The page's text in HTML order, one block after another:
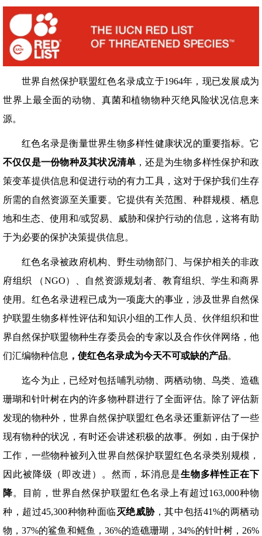
世界自然保护联盟红色名录成立于1964年，现已发展成为
世界上最全面的动物、真菌和植物物种灭绝风险状况信息来
源。
红色名录是衡量世界生物多样性健康状况的重要指标。它
不仅仅是一份物种及其状况清单 ，还是为生物多样性保护和政
策变革提供信息和促进行动的有力工具，这对于保护我们生存
所需的自然资源至关重要。它提供有关范围、种群规模、栖息
地和生态、使用和/或贸易、威胁和保护行动的信息，这将有助
于为必要的保护决策提供信息。
红色名录被政府机构、野生动物部门、与保护相关的非政
府组织 （NGO）、自然资源规划者、教育组织、学生和商界
使用。红色名录进程已成为一项庞大的事业，涉及世界自然保
护联盟生物多样性评估和知识小组的工作人员、伙伴组织和世
界自然保护联盟物种生存委员会的专家以及合作伙伴网络，他
们汇编物种信息 ，使红色名录成为今天不可或缺的产品。
迄今为止，已经对包括哺乳动物、两栖动物、鸟类、造礁
珊瑚和针叶树在内的许多物种群进行了全面评估。除了评估新
发现的物种外，世界自然保护联盟红色名录还重新评估了一些
现有物种的状况，有时还会讲述积极的故事。例如，由于保护
工作，一些物种被列入世界自然保护联盟红色名录类别规模，
因此被降级（即改进）。然而，坏消息是生物多样性正在下
降。目前，世界自然保护联盟红色名录上有超过163,000种物
种，超过45,300种物种面临 灭绝威胁，其中包括41%的两栖动
物，37%的鲨鱼和鳐鱼，36%的造礁珊瑚，34%的针叶树，26%